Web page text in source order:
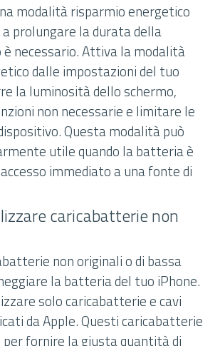
modalità risparmio energetico
prolungare la durata della
necessario. Attiva la modalità
dalle impostazioni del tuo
la luminosità dello schermo,
non necessarie e limitare le
Questa modalità può
utile quando la batteria è
immediato a una fonte di
caricabatterie non
non originali o di bassa
la batteria del tuo iPhone.
solo caricabatterie e cavi
da Apple. Questi caricabatterie
fornire la giusta quantità di